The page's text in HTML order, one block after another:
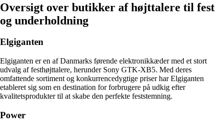
Oversigt over butikker af højttalere til fest
og underholdning
Elgiganten
Elgiganten er en af Danmarks førende elektronikkæder med et stort
udvalg af festhøjttalere, herunder Sony GTK-XB5. Med deres
omfattende sortiment og konkurrencedygtige priser har Elgiganten
etableret sig som en destination for forbrugere på udkig efter
kvalitetsprodukter til at skabe den perfekte feststemning.
Power